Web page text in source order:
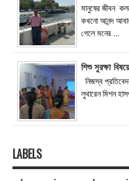
মানুষের জীবন
কখনো আনন্দ
গেলে মনের ...
শিশু সুরক্ষা
নিজস্ব
লুথারেন মিশন
LABELS